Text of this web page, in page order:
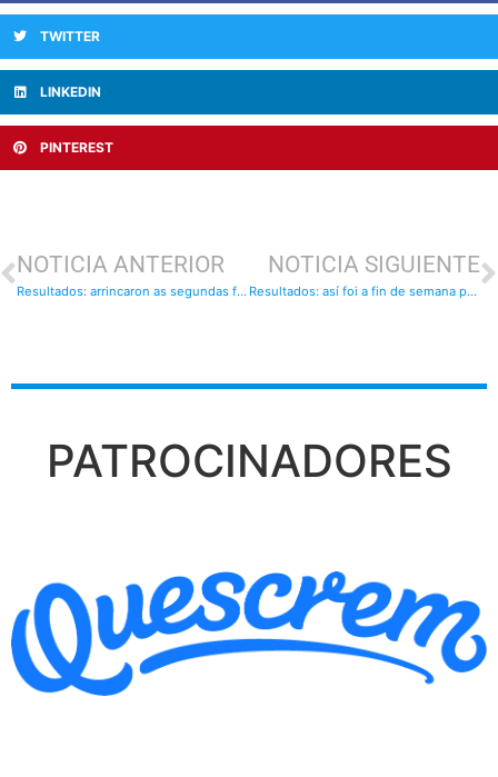
TWITTER
LINKEDIN
PINTEREST
NOTICIA ANTERIOR
Resultados: arrincaron as segundas fases en fútbol-8 e fútbol-11
NOTICIA SIGUIENTE
Resultados: así foi a fin de semana para os nosos
PATROCINADORES